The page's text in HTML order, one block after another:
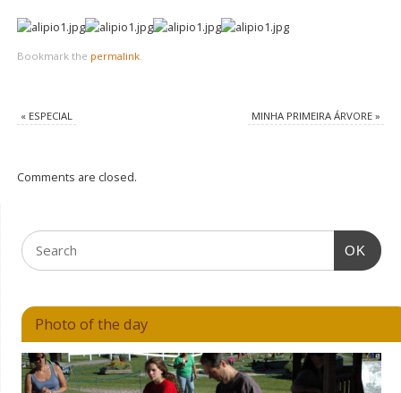
Bookmark the permalink.
«ESPECIAL MINHA PRIMEIRA ÁRVORE»
Comments are closed.
OK
Photo of the day